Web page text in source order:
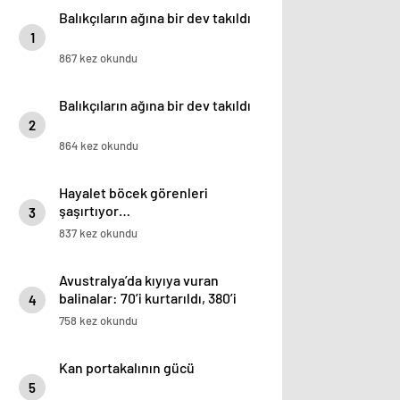
1
Balıkçıların ağına bir dev takıldı
867 kez okundu
2
Balıkçıların ağına bir dev takıldı
864 kez okundu
3
Hayalet böcek görenleri
şaşırtıyor…
837 kez okundu
4
Avustralya’da kıyıya vuran
balinalar: 70’i kurtarıldı, 380’i
öldü
758 kez okundu
5
Kan portakalının gücü